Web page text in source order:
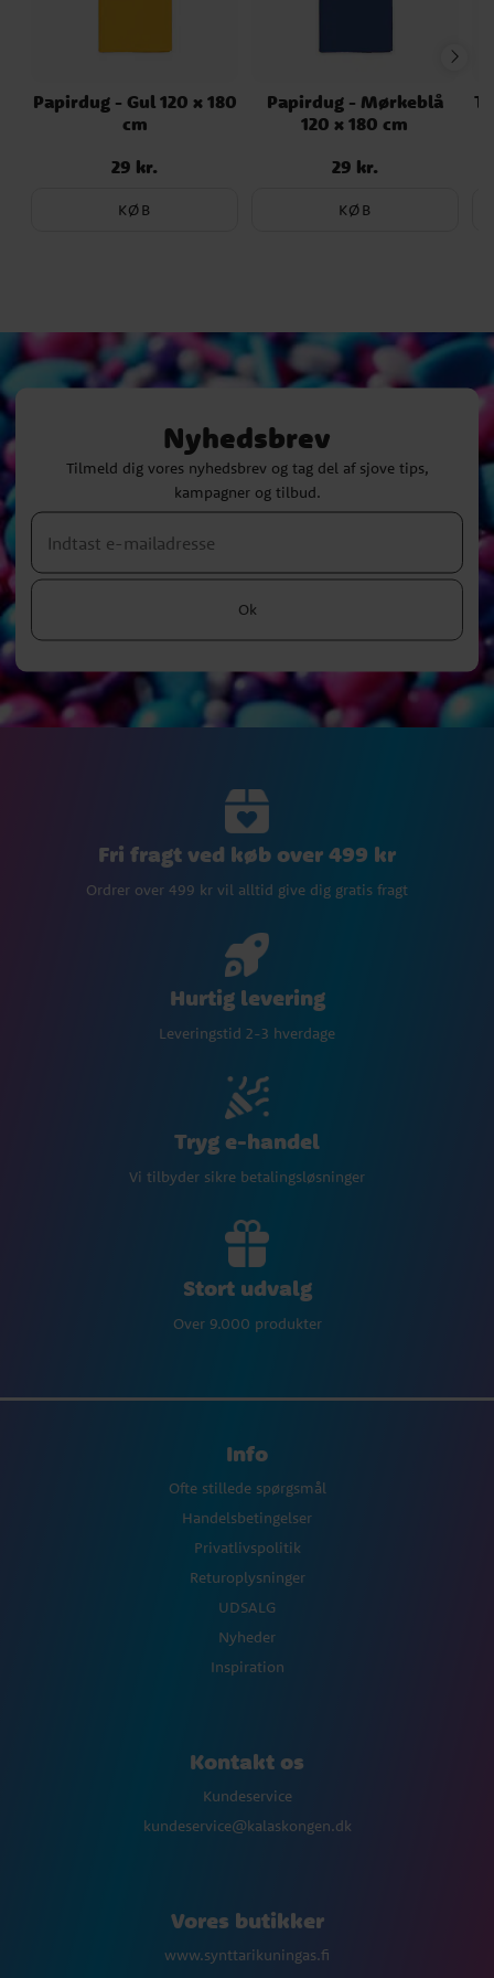
Papirdug - Gul 120 x 180
cm
Pris: 29 kr.
29 kr.
KØB
Papirdug - Mørkeblå
120 x 180 cm
Pris: 29 kr.
29 kr.
KØB
Nyhedsbrev
Tilmeld dig vores nyhedsbrev og tag del af sjove tips,
kampagner og tilbud.
Ok
Fri fragt ved køb over 499 kr
Ordrer over 499 kr vil alltid give dig gratis fragt
Hurtig levering
Leveringstid 2-3 hverdage
Tryg e-handel
Vi tilbyder sikre betalingsløsninger
Stort udvalg
Over 9.000 produkter
Info
Ofte stillede spørgsmål
Handelsbetingelser
Privatlivspolitik
Returoplysninger
UDSALG
Nyheder
Inspiration
Kontakt os
Kundeservice
kundeservice@kalaskongen.dk
Vores butikker
www.synttarikuningas.fi